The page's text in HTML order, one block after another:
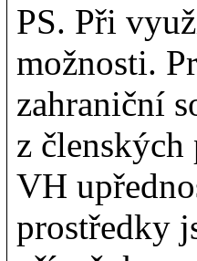
PS. Při
možnosti.
zahraniční
z členských
VH
prostředky